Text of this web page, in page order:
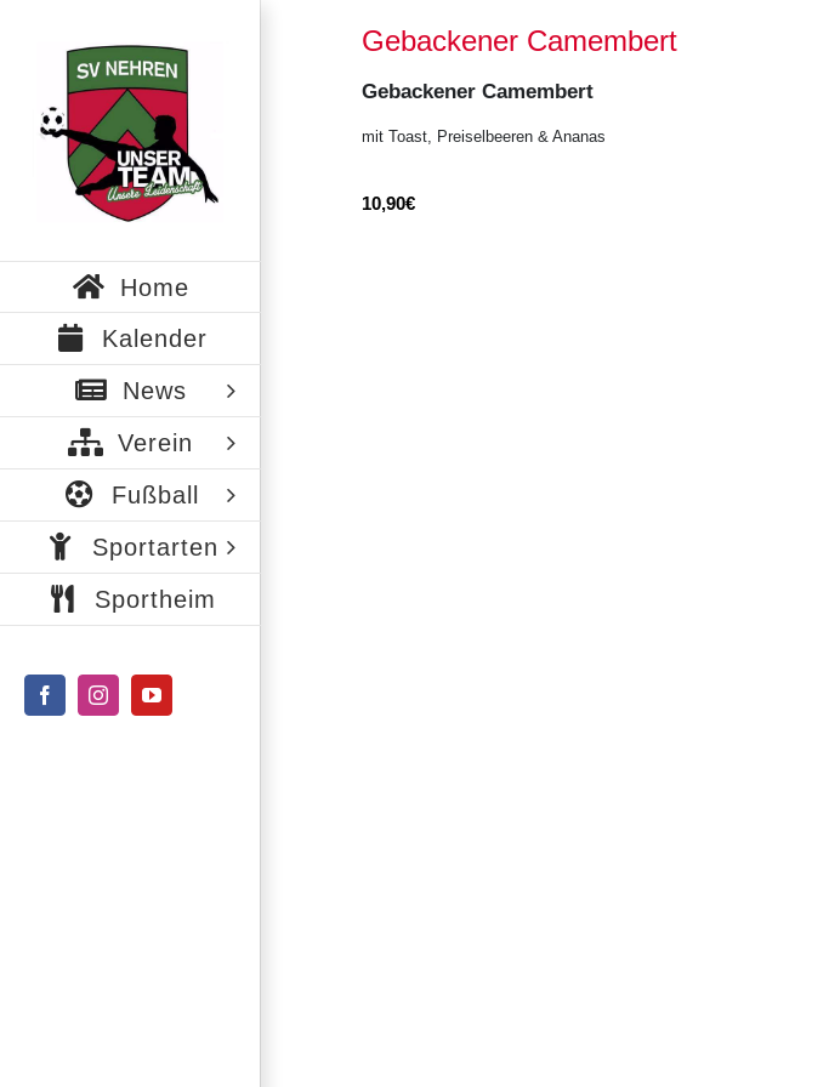
springen
Home
Kalender
News
Verein
Fußball
Sportarten
Sportheim
FacebookInstagramYouTube
Gebackener Camembert
Gebackener Camembert
10,90€
mit Toast, Preiselbeeren & Ananas